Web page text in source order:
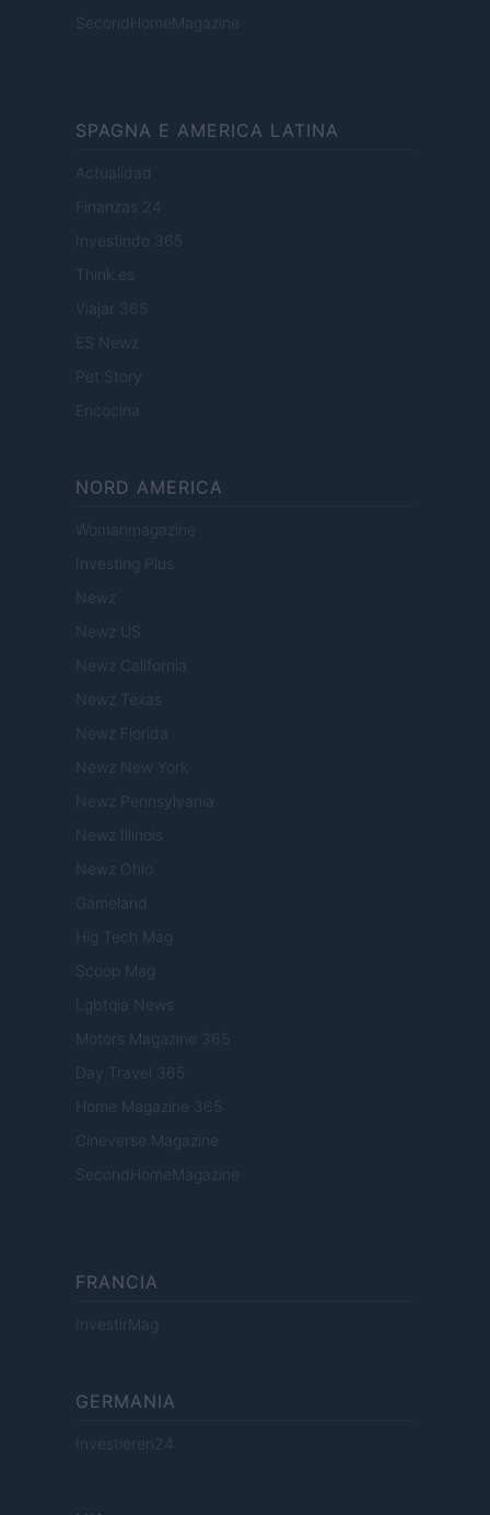
SecondHomeMagazine
SPAGNA E AMERICA LATINA
Actualidad
Finanzas 24
Investindo 365
Think.es
Viajar 365
ES Newz
Pet Story
Encocina
NORD AMERICA
Womanmagazine
Investing Plus
Newz
Newz US
Newz California
Newz Texas
Newz Florida
Newz New York
Newz Pennsylvania
Newz Illinois
Newz Ohio
Gameland
Hig Tech Mag
Scoop Mag
Lgbtqia News
Motors Magazine 365
Day Travel 365
Home Magazine 365
Cineverse Magazine
SecondHomeMagazine
FRANCIA
InvestirMag
GERMANIA
Investieren24